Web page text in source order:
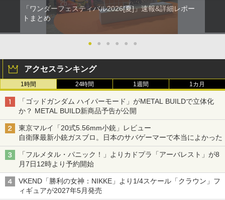
「ワンダーフェスティバル2026[夏]」速報&詳細レポー
トまとめ
● ● ● ● ● ●
アクセスランキング
1時間 24時間 1週間 1カ月
「ゴッドガンダム ハイパーモード」がMETAL BUILDで立体化
か？ METAL BUILD新商品予告が公開
東京マルイ「20式5.56mm小銃」レビュー
自衛隊最新小銃ガスブロ。日本のサバゲーマーで本当によかった
「フルメタル・パニック！」よりカドプラ「アーバレスト」が8
月7日12時より予約開始
VKEND「勝利の女神：NIKKE」より1/4スケール「クラウン」フ
ィギュアが2027年5月発売